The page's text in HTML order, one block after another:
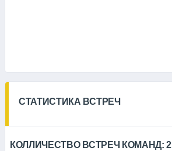
СТАТИСТИКА ВСТРЕЧ
КОЛЛИЧЕСТВО ВСТРЕЧ КОМАНД:2